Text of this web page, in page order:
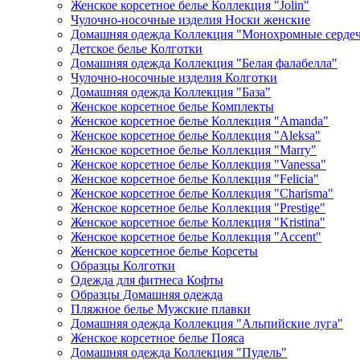
Женское корсетное белье Коллекция "Jolin"
Чулочно-носочные изделия Носки женские
Домашняя одежда Коллекция "Монохромные
Детское белье Колготки
Домашняя одежда Коллекция "Белая фалабелла"
Чулочно-носочные изделия Колготки
Домашняя одежда Коллекция "База"
Женское корсетное белье Комплекты
Женское корсетное белье Коллекция "Amanda"
Женское корсетное белье Коллекция "Aleksa"
Женское корсетное белье Коллекция "Marry"
Женское корсетное белье Коллекция "Vanessa"
Женское корсетное белье Коллекция "Felicia"
Женское корсетное белье Коллекция "Charisma"
Женское корсетное белье Коллекция "Prestige"
Женское корсетное белье Коллекция "Kristina"
Женское корсетное белье Коллекция "Accent"
Женское корсетное белье Корсеты
Образцы Колготки
Одежда для фитнеса Кофты
Образцы Домашняя одежда
Пляжное белье Мужские плавки
Домашняя одежда Коллекция "Альпийские луга"
Женское корсетное белье Пояса
Домашняя одежда Коллекция "Пудель"